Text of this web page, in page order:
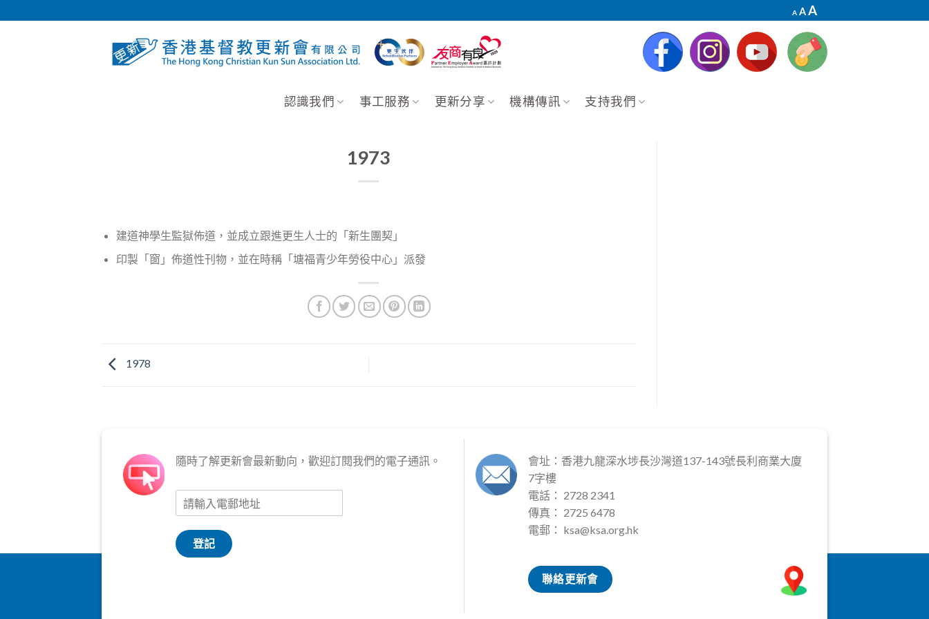
A
Decrease
font
A Reset
font
size.
AIncrease
size.
認識我們 事工服務 更新分享 機構傳訊 支持我們
1973
建道神學生監獄佈道，並成立跟進更生人士的「新生團契」
印製「窗」佈道性刊物，並在時稱「塘福青少年勞役中心」派發
1978
隨時了解更新會最新動向，歡迎訂閱我們的電子通訊。
登記
會址：香港九龍深水埗長沙灣道137-143號長利商業大廈
7字樓
電話： 2728 2341
傳真： 2725 6478
電郵： ksa@ksa.org.hk
聯絡更新會